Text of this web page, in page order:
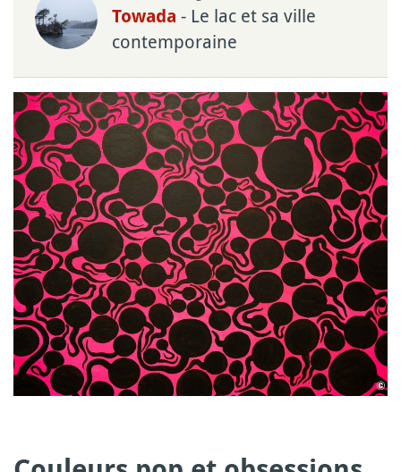
Towada - Le lac et sa ville
contemporaine